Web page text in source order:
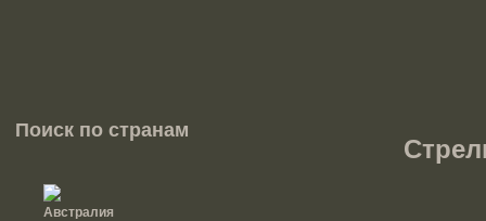
Поиск по странам
Австралия